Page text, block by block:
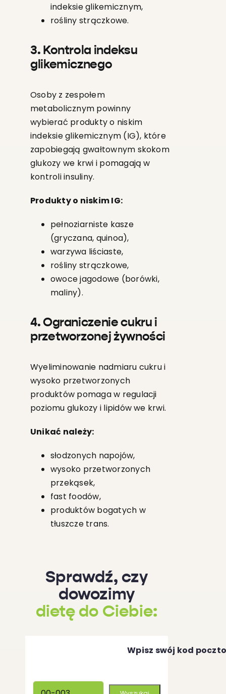
indeksie glikemicznym,
rośliny strączkowe.
3. Kontrola indeksu
glikemicznego
Osoby z zespołem
metabolicznym powinny
wybierać produkty o niskim
indeksie glikemicznym (IG), które
zapobiegają gwałtownym skokom
glukozy we krwi i pomagają w
kontroli insuliny.
Produkty o niskim IG:
pełnoziarniste kasze
(gryczana, quinoa),
warzywa liściaste,
rośliny strączkowe,
owoce jagodowe (borówki,
maliny).
4. Ograniczenie cukru i
przetworzonej żywności
Wyeliminowanie nadmiaru cukru i
wysoko przetworzonych
produktów pomaga w regulacji
poziomu glukozy i lipidów we krwi.
Unikać należy:
słodzonych napojów,
wysoko przetworzonych
przekąsek,
fast foodów,
produktów bogatych w
tłuszcze trans.
Sprawdź, czy
dowozimy
dietę do Ciebie:
Wpisz swój kod